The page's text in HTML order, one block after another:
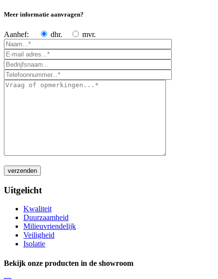
Meer informatie aanvragen?
Aanhef: dhr. mvr.
Uitgelicht
Kwaliteit
Duurzaamheid
Milieuvriendelijk
Veiligheid
Isolatie
Bekijk onze producten in de showroom